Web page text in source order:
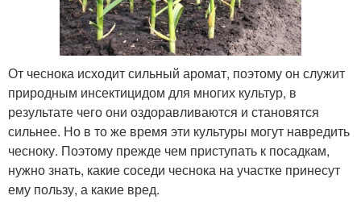
От чеснока исходит сильный аромат, поэтому он служит
природным инсектицидом для многих культур, в
результате чего они оздоравливаются и становятся
сильнее. Но в то же время эти культуры могут навредить
чесноку. Поэтому прежде чем приступать к посадкам,
нужно знать, какие соседи чеснока на участке принесут
ему пользу, а какие вред.